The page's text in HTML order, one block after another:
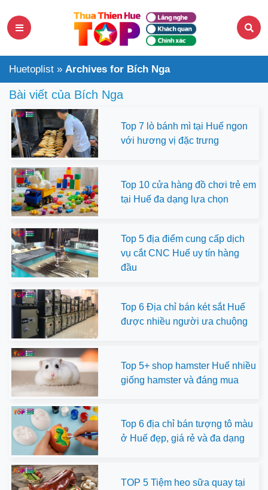
Huetoplist » Archives for Bích Nga
Bài viết của Bích Nga
Top 7 lò bánh mì tại Huế ngon
với hương vị đặc trưng
Top 10 cửa hàng đồ chơi trẻ em
tại Huế đa dạng lựa chọn
Top 5 địa điểm cung cấp dịch
vụ cắt CNC Huế uy tín hàng
đầu
Top 6 Địa chỉ bán két sắt Huế
được nhiều người ưa chuộng
Top 5+ shop hamster Huế nhiều
giống hamster và đáng mua
Top 6 địa chỉ bán tượng tô màu
ở Huế đẹp, giá rẻ và đa dạng
TOP 5 Tiệm heo sữa quay tại